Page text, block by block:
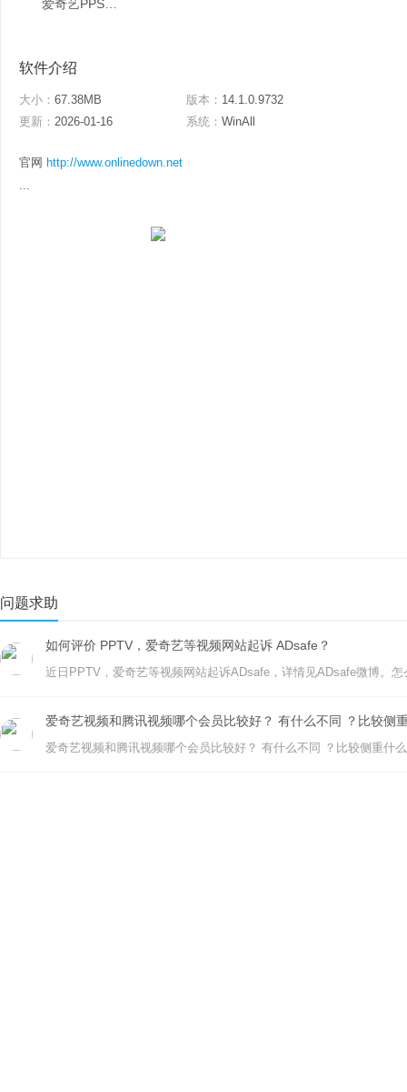
软件介绍
大小： 67.38MB 版本： 14.1.0.9732
更新： 2026-01-16 系统： WinAll
官网 http://www.onlinedown.net
...
问题求助
如何评价 PPTV，爱奇艺等视频网站起诉 ADsafe？
爱奇艺视频和腾讯视频哪个会员比较好？ 有什么不同 ？比较侧
爱奇艺视频和腾讯视频哪个会员比较好？ 有什么不同 ？比较侧重什